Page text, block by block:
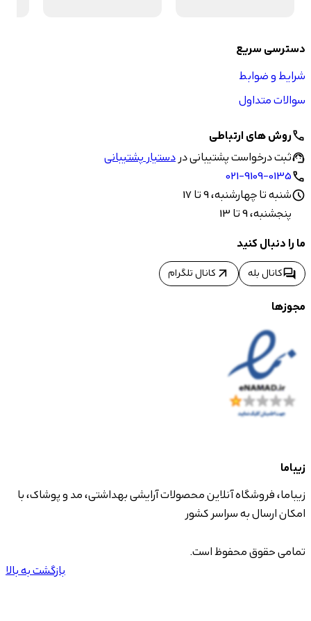
دسترسی سریع
شرایط و ضوابط
سوالات متداول
callروش های ارتباطی
support_agentثبت درخواست پشتیبانی دردستیار پشتیبانی
call
021-9109-0135
scheduleشنبه تا چهارشنبه، 9 تا 17
پنجشنبه، 9 تا 13
ما را دنبال کنید
forumکانال بله arrow_outward کانال تلگرام
مجوزها
زیباما
زیباما، فروشگاه آنلاین محصولات آرایشی بهداشتی، مد و پوشاک، با
امکان ارسال به سراسر کشور
تمامی حقوق محفوظ است.
بازگشت به بالا